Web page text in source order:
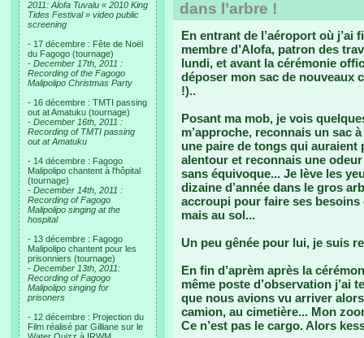
2011: Alofa Tuvalu « 2010 King
Tides Festival » video public
screening
- 17 décembre : Fête de Noël
du Fagogo (tournage)
- December 17th, 2011 :
Recording of the Fagogo
Malipolipo Christmas Party
- 16 décembre : TMTI passing
out at Amatuku (tournage)
- December 16th, 2011 :
Recording of TMTI passing
out at Amatuku
- 14 décembre : Fagogo
Malipolipo chantent à l'hôpital
(tournage)
- December 14th, 2011 :
Recording of Fagogo
Malipolipo singing at the
hospital
- 13 décembre : Fagogo
Malipolipo chantent pour les
prisonniers (tournage)
- December 13th, 2011:
Recording of Fagogo
Malipolipo singing for
prisoners
- 12 décembre : Projection du
Film réalisé par Gilliane sur le
dans l’arbre !
En entrant de l’aéroport où j’ai
membre d’Alofa, patron des
lundi, et avant la cérémonie
déposer mon sac de nouveaux
!)..
Posant ma mob, je vois
m’approche, reconnais un sac
une paire de tongs qui auraient
alentour et reconnais une
sans équivoque... Je lève les
dizaine d’année dans le gros
accroupi pour faire ses besoins
mais au sol...
Un peu gênée pour lui, je suis
En fin d’aprèm après la
même poste d’observation j’ai
que nous avions vu arriver
camion, au cimetière... Mon
Ce n’est pas le cargo. Alors